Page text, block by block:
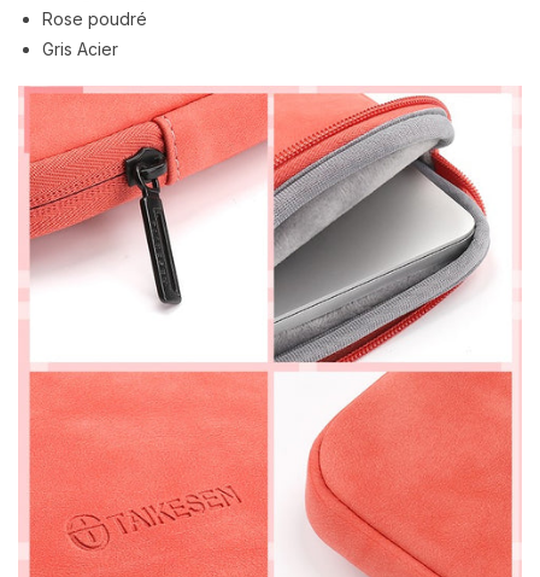
Rose poudré
Gris Acier